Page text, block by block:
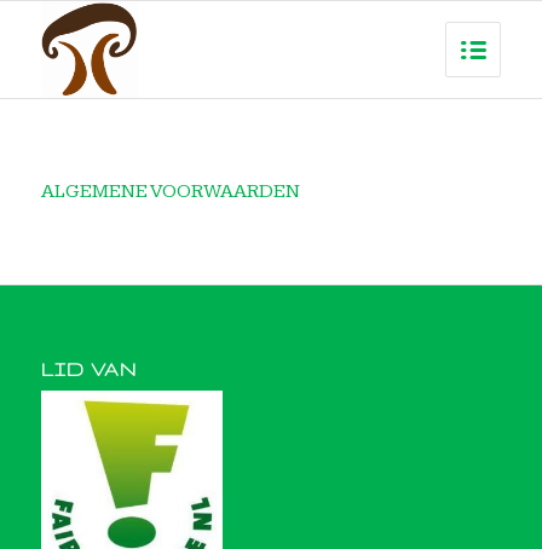
ALGEMENE VOORWAARDEN
LID VAN